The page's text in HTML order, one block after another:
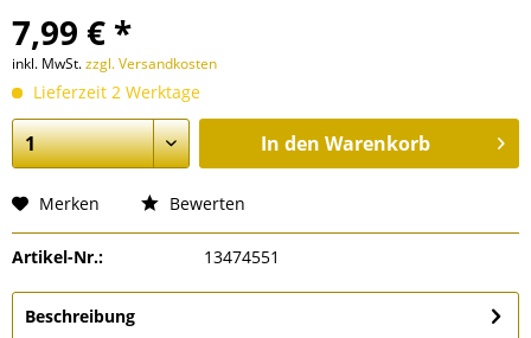
7,99 € *
inkl. MwSt.zzgl. Versandkosten
Lieferzeit 2 Werktage
In den Warenkorb
Merken Bewerten
Artikel-Nr.: 13474551
Beschreibung